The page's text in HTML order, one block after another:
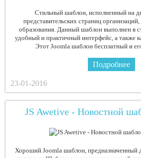
Стильный шаблон, исполненный на
представительских страниц
образования. Данный шаблон выполнен в
удобный и практичный интерфейс, а также
Этот Joomla шаблон бесплатный и
Подробнее
23-01-2016
JS Awetive - Новостной
Хороший Joomla шаблон, предназначенный